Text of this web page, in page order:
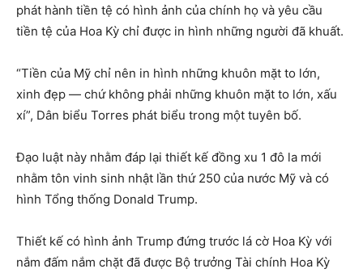
phát hành tiền tệ có hình ảnh của chính họ và yêu cầu
tiền tệ của Hoa Kỳ chỉ được in hình những người đã khuất.
“Tiền của Mỹ chỉ nên in hình những khuôn mặt to lớn,
xinh đẹp — chứ không phải những khuôn mặt to lớn, xấu
xí”, Dân biểu Torres phát biểu trong một tuyên bố.
Đạo luật này nhằm đáp lại thiết kế đồng xu 1 đô la mới
nhằm tôn vinh sinh nhật lần thứ 250 của nước Mỹ và có
hình Tổng thống Donald Trump.
Thiết kế có hình ảnh Trump đứng trước lá cờ Hoa Kỳ với
nắm đấm nắm chặt đã được Bộ trưởng Tài chính Hoa Kỳ